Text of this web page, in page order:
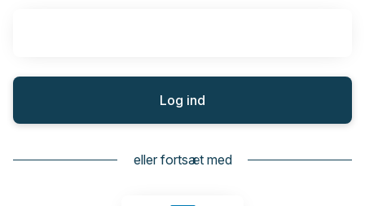
Log ind
eller fortsæt med